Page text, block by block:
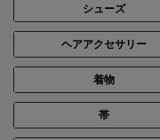
シューズ
ヘアアクセサリー
着物
帯